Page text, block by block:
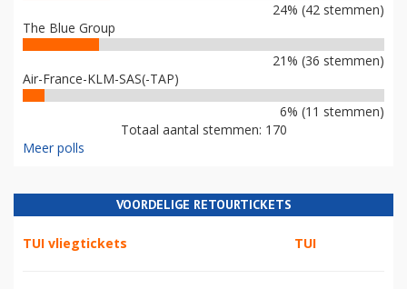
24% (42 stemmen)
The Blue Group
21% (36 stemmen)
Air-France-KLM-SAS(-TAP)
6% (11 stemmen)
Totaal aantal stemmen: 170
Meer polls
VOORDELIGE RETOURTICKETS
TUI vliegtickets TUI